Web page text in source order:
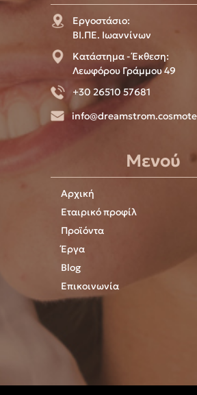
Εργοστάσιο:
ΒΙ.ΠΕ. Ιωαννίνων
Κατάστημα - Έκθεση:
Λεωφόρου Γράμμου 49
+30 26510 57681
Μενού
Αρχική
Εταιρικό προφίλ
Προϊόντα
Έργα
Blog
Επικοινωνία